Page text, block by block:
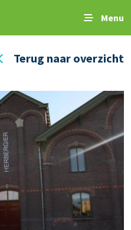
Menu
Terug naar overzicht